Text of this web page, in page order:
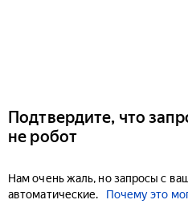
Подтвердите, что
не робот
Нам очень жаль, но запросы с
автоматические.
Почему это